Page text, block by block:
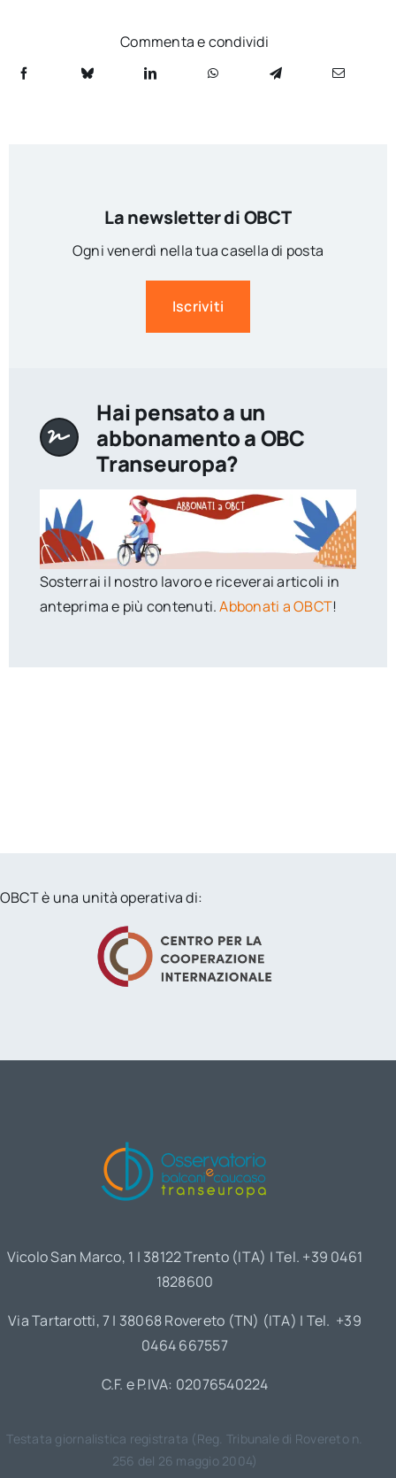
Commenta e condividi
La newsletter di OBCT
Ogni venerdì nella tua casella di posta
Iscriviti
Hai pensato a un
abbonamento a OBC
Transeuropa?
Sosterrai il nostro lavoro e riceverai articoli in
anteprima e più contenuti.Abbonati a OBCT!
OBCT è una unità operativa di:
Vicolo San Marco, 1 | 38122 Trento (ITA) | Tel. +39 0461
1828600
Via Tartarotti, 7 | 38068 Rovereto (TN) (ITA) | Tel. +39
0464 667557
C.F. e P.IVA: 02076540224
Testata giornalistica registrata (Reg. Tribunale di Rovereto n.
256 del 26 maggio 2004)